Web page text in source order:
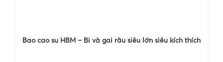
Bao cao su HBM – Bi và gai râu siêu lớn siêu kích thích